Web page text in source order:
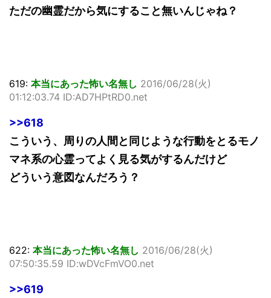
ただの幽霊だから気にすること無いんじゃね？
619: 本当にあった怖い名無し 2016/06/28(火)
01:12:03.74 ID:AD7HPtRD0.net
>>618
こういう、周りの人間と同じような行動をとるモノ
マネ系の心霊ってよく見る気がするんだけど
どういう意図なんだろう？
622: 本当にあった怖い名無し 2016/06/28(火)
07:50:35.59 ID:wDVcFmVO0.net
>>619